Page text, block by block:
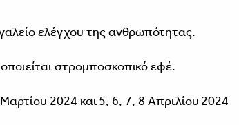
ελέγχου της ανθρωπότητας.
στρομποσκοπικό εφέ.
2024 και 5, 6, 7, 8 Απριλίου 2024